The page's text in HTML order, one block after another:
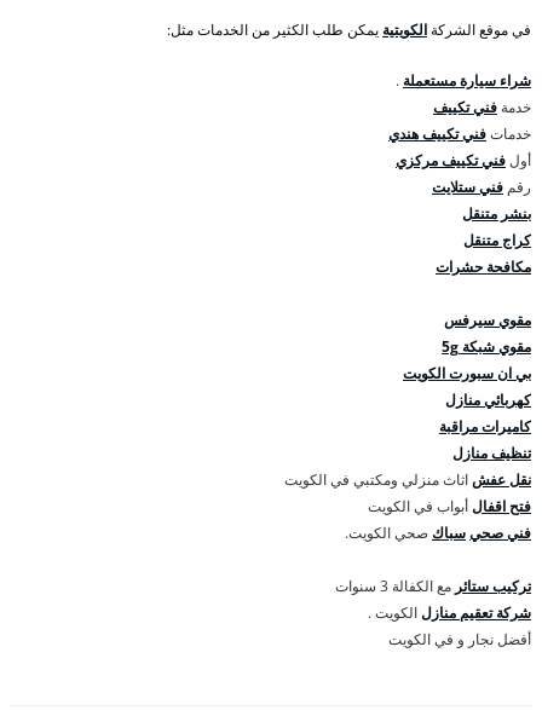
في موقع الشركةالكويتية يمكن طلب الكثير من الخدمات مثل:
شراء سيارة مستعملة .
خدمة فني تكييف
خدماتفني تكييف هندي
أولفني تكييف مركزي
رقم فني ستلايت
بنشر متنقل
كراج متنقل
مكافحة حشرات
مقوي سيرفس
مقوي شبكة 5g
بي ان سبورت الكويت
كهربائي منازل
كاميرات مراقبة
تنظيف منازل
نقل عفشاثاث منزلي ومكتبي في الكويت
فتح اقفالأبواب في الكويت
فني صحيسباك صحي الكويت.
تركيب ستائر مع الكفالة 3 سنوات
شركة تعقيم منازلالكويت .
أفضل نجار و في الكويت